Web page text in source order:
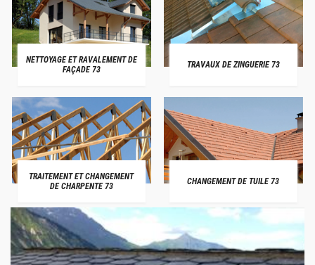
NETTOYAGE ET RAVALEMENT DE
FAÇADE 73
TRAVAUX DE ZINGUERIE 73
TRAITEMENT ET CHANGEMENT
DE CHARPENTE 73
CHANGEMENT DE TUILE 73